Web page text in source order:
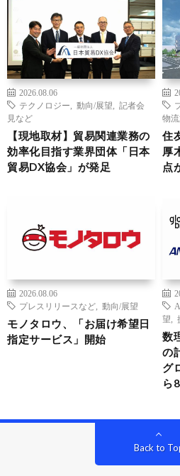
2026.08.06
テクノロジー
動向/展望
記者会
見など
【現地取材】貿易関連業務の
効率化目指す業界団体「日本
貿易DX協会」が発足
物
住
厚
点
2026.08.06
プレスリリースなど
動向/展望
モノタロウ、「お届け希望日
指定サービス」開始
望
数
の
グ
ら
Back to